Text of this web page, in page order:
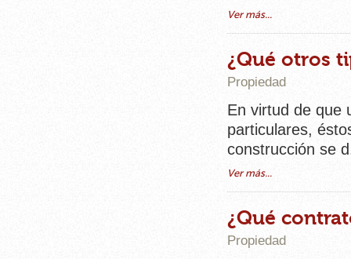
Ver más...
¿Qué otros
Propiedad
En virtud de que
particulares,
construcción se
Ver más...
¿Qué
Propiedad